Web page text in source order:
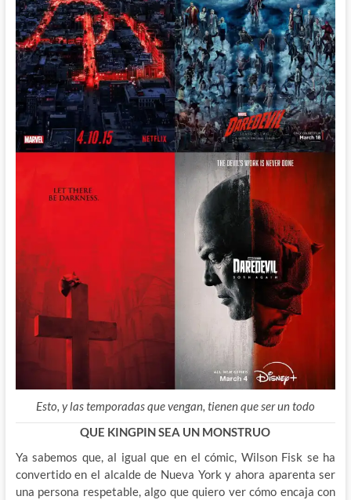
Esto, y las temporadas que vengan, tienen que ser un todo
QUE KINGPIN SEA UN MONSTRUO
Ya sabemos que, al igual que en el cómic, Wilson Fisk se ha
convertido en el alcalde de Nueva York y ahora aparenta ser
una persona respetable, algo que quiero ver cómo encaja con